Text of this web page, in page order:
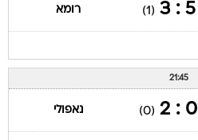
5 : 3
(1) רומא
21:45
0 : 2
(0) נאפולי